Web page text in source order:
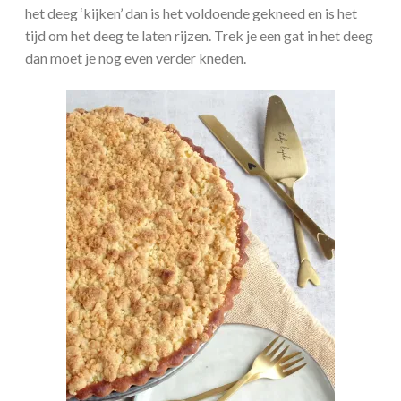
het deeg ‘kijken’ dan is het voldoende gekneed en is het
tijd om het deeg te laten rijzen. Trek je een gat in het deeg
dan moet je nog even verder kneden.